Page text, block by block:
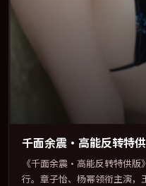
千面余震·高能反转特
《千面余震·高能反转特供
行。章子怡、杨幂领衔主演，